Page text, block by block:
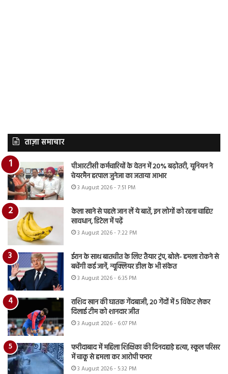
ताज़ा समाचार
पीआरटीसी कर्मचारियों के वेतन में 20% बढ़ोतरी, यूनियन ने
चेयरमैन हरपाल जुनेजा का जताया आभार
3 August 2026 - 7:51 PM
केला खाने से पहले जान लें ये बातें, इन लोगों को रहना चाहिए
सावधान, डिटेल में पढ़ें
3 August 2026 - 7:22 PM
ईरान के साथ बातचीत के लिए तैयार ट्रंप, बोले- हमला रोकने से
बचेंगी कई जानें, न्यूक्लियर डील के भी संकेत
3 August 2026 - 6:35 PM
राशिद खान की घातक गेंदबाजी, 20 गेंदों में 5 विकेट लेकर
दिलाई टीम को शानदार जीत
3 August 2026 - 6:07 PM
फरीदाबाद में महिला शिक्षिका की दिनदहाड़े हत्या, स्कूल परिसर
में चाकू से हमला कर आरोपी फरार
3 August 2026 - 5:32 PM